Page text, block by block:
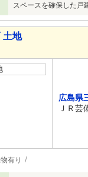
スペースを確保した戸
土地
広島県
ＪＲ
有り